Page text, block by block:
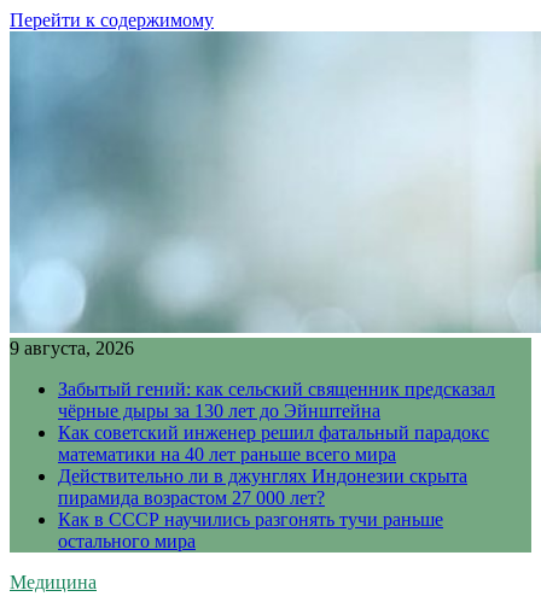
Перейти к содержимому
9 августа, 2026
Забытый гений: как сельский священник предсказал
чёрные дыры за 130 лет до Эйнштейна
Как советский инженер решил фатальный парадокс
математики на 40 лет раньше всего мира
Действительно ли в джунглях Индонезии скрыта
пирамида возрастом 27 000 лет?
Как в СССР научились разгонять тучи раньше
остального мира
Медицина